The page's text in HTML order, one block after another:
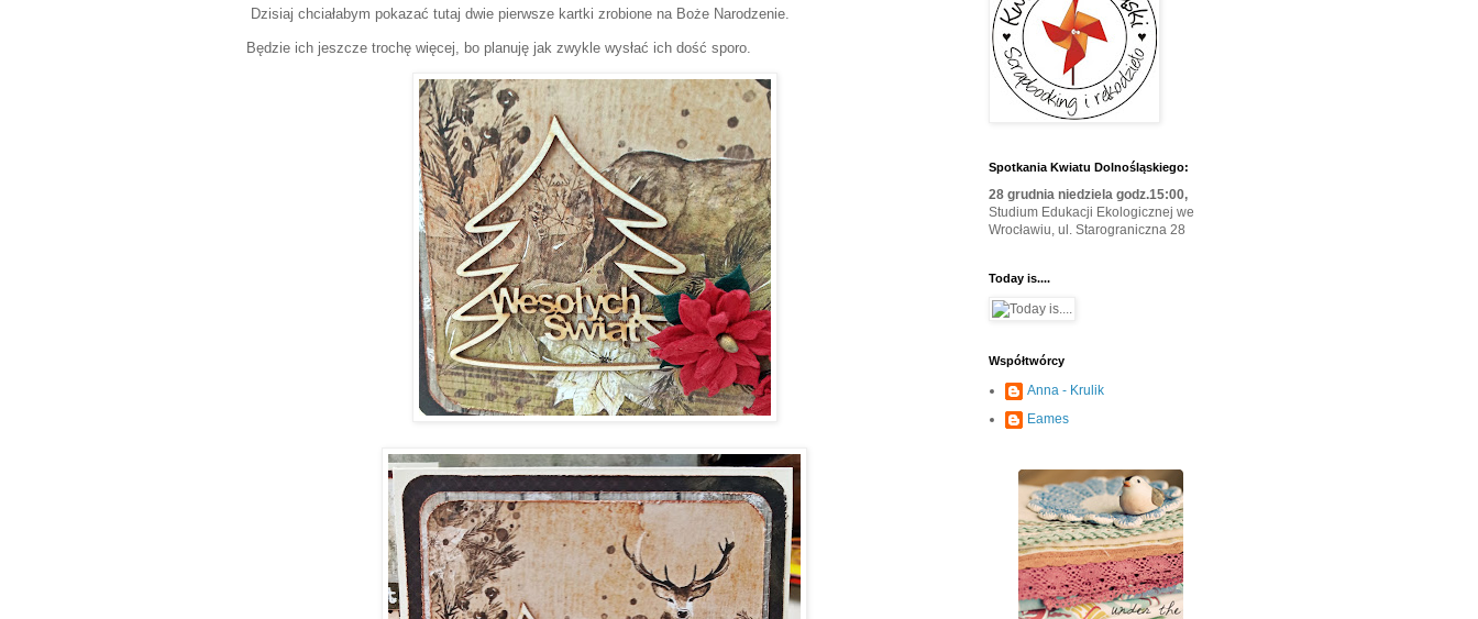
Dzisiaj chciałabym pokazać tutaj dwie pierwsze kartki zrobione na Boże Narodzenie.
Będzie ich jeszcze trochę więcej, bo planuję jak zwykle wysłać ich dość sporo.
Spotkania Kwiatu Dolnośląskiego:
28 grudnia niedziela godz.15:00,
Studium Edukacji Ekologicznej we
Wrocławiu, ul. Starograniczna 28
Today is....
Współtwórcy
Anna - Krulik
Eames